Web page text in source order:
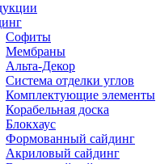
Софиты
Мембраны
Альта-Декор
Система отделки углов
Комплектующие элементы
Корабельная доска
Блокхаус
Формованный сайдинг
Акриловый сайдинг